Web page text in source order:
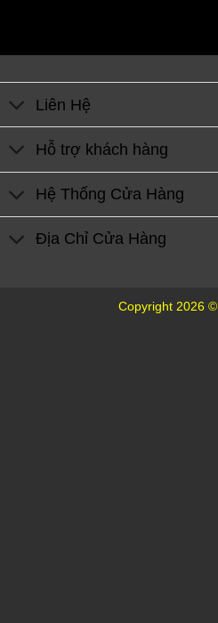
Liên Hệ
Hỗ trợ khách hàng
Hệ Thống Cửa Hàng
Địa Chỉ Cửa Hàng
Copyright 2026 ©